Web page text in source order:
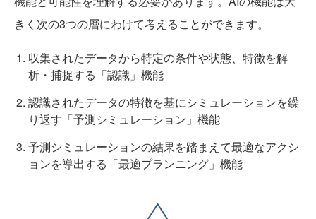
きく次の3つの層にわけて考えることができます。
収集されたデータから特定の条件や状態、特徴を解
析・ 捕捉する「認識」機能
認識されたデータの特徴を基にシミュレーションを繰
り返す「予測シミュレーション」機能
予測シミュレーションの結果を踏まえて最適なアクシ
ョンを導出する「最適プランニング」機能